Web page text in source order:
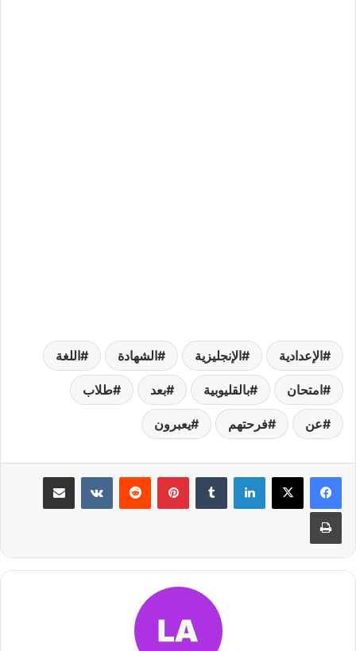
الإعدادية الإنجليزية الشهادة اللغة
امتحان بالقليوبية بعد طلاب
عن فرحتهم يعبرون
لينكدإن بينتيريست مشاركة عبر البريد
طباعة